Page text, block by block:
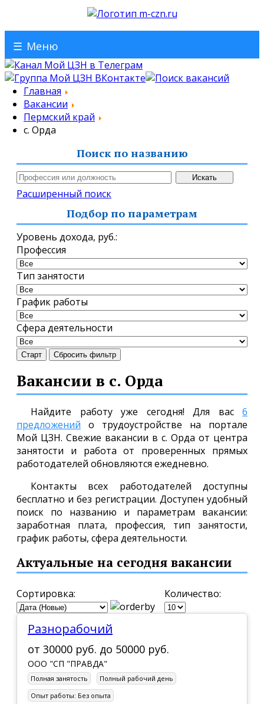
☰ Меню
Главная
Вакансии
Пермский край
с. Орда
Поиск по названию
Расширенный поиск
Подбор по параметрам
Уровень дохода, руб.:
Профессия
Тип занятости
График работы
Сфера деятельности
Старт Сбросить фильтр
Вакансии в с. Орда
Найдите работу уже сегодня! Для вас 6
предложений о трудоустройстве на портале
Мой ЦЗН. Свежие вакансии в с. Орда от центра
занятости и работа от проверенных прямых
работодателей обновляются ежедневно.
Контакты всех работодателей доступны
бесплатно и без регистрации. Доступен удобный
поиск по названию и параметрам вакансии:
заработная плата, профессия, тип занятости,
график работы, сфера деятельности.
Актуальные на сегодня вакансии
Сортировка: Количество:
Разнорабочий
от 30000 руб. до 50000 руб.
ООО "СП "ПРАВДА"
Полная занятость
Полный рабочий день
Опыт работы: Без опыта